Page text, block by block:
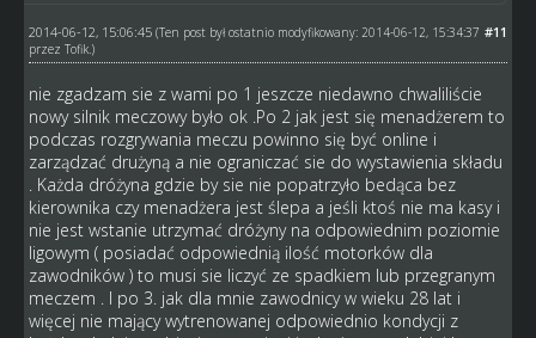
#11
2014-06-12, 15:06:45 (Ten post był ostatnio modyfikowany: 2014-06-12, 15:34:37
przez Tofik.)
nie zgadzam sie z wami po 1 jeszcze niedawno chwaliliście
nowy silnik meczowy było ok .Po 2 jak jest się menadżerem to
podczas rozgrywania meczu powinno się być online i
zarządzać drużyną a nie ograniczać sie do wystawienia składu
. Każda dróżyna gdzie by sie nie popatrzyło bedąca bez
kierownika czy menadżera jest ślepa a jeśli ktoś nie ma kasy i
nie jest wstanie utrzymać dróżyny na odpowiednim poziomie
ligowym ( posiadać odpowiednią ilość motorków dla
zawodników ) to musi sie liczyć ze spadkiem lub przegranym
meczem . I po 3. jak dla mnie zawodnicy w wieku 28 lat i
więcej nie mający wytrenowanej odpowiednio kondycji z